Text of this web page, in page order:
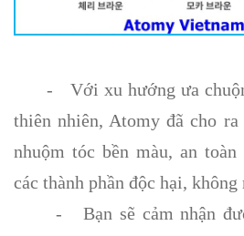
- Với xu hướng ưa
thiên nhiên, Atomy đã cho ra
nhuộm tóc bền màu, an toàn
các thành phần độc hại,
- Bạn sẽ cảm nhận